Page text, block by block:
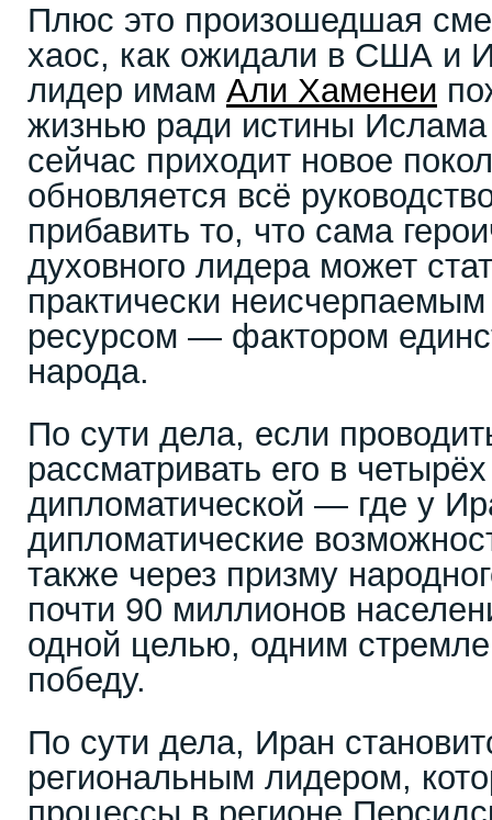
Плюс это произошедшая
хаос, как ожидали в США и
лидер имам Али Хаменеи
жизнью ради истины
сейчас приходит новое
обновляется всё
прибавить то, что сама
духовного лидера может
практически
ресурсом — фактором
народа.
По сути дела, если
рассматривать его в
дипломатической — где у
дипломатические
также через призму
почти 90 миллионов
одной целью, одним
победу.
По сути дела, Иран
региональным лидером,